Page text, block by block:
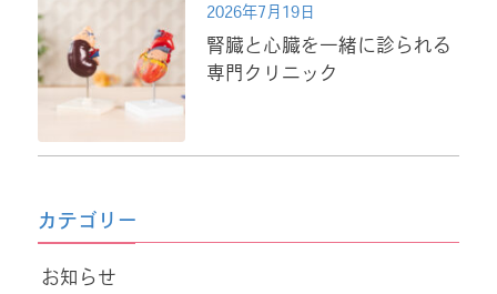
腎臓と心臓を一緒に診られる
専門クリニック
2026年7月19日
カテゴリー
お知らせ